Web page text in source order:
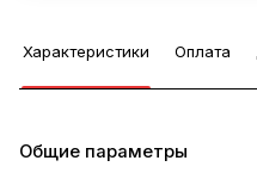
Характеристики Оплата
Общие параметры